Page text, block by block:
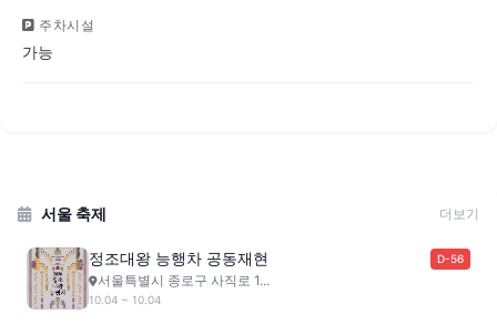
주차시설
가능
서울 축제 더보기
정조대왕 능행차 공동재현 D-56
서울특별시 종로구 사직로 1...
10.04 ~ 10.04